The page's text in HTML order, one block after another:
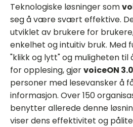
Teknologiske løsninger som
seg å være svært effektive.
utviklet av brukere for
enkelhet og intuitiv bruk. Med
"klikk og lytt" og muligheten
for opplesing, gjørvoiceON 3.0
personer med lesevansker å
informasjon. Over 150
benytter allerede denne
viser dens effektivitet og